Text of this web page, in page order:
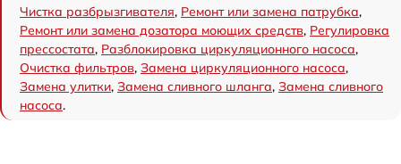
Чистка разбрызгивателя, Ремонт или замена патрубка,
Ремонт или замена дозатора моющих средств, Регулировка
прессостата, Разблокировка циркуляционного насоса,
Очистка фильтров, Замена циркуляционного насоса,
Замена улитки, Замена сливного шланга, Замена сливного
насоса.